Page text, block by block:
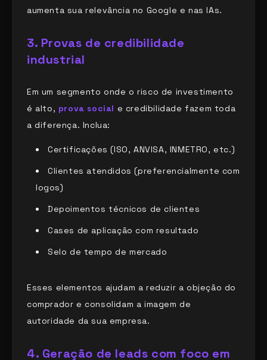
aumenta sua relevância no Google e nas IAs.
3. Provas de credibilidade
industrial
Em um segmento onde o risco de investimento
é alto, prova social e credibilidade fazem toda
a diferença. Inclua:
Certificações (ISO, ANVISA, INMETRO, etc.)
Clientes atendidos (preferencialmente com
logos)
Depoimentos técnicos de clientes
Cases de aplicação com resultado
Selo de tempo de mercado
Esses elementos ajudam a reduzir a objeção do
comprador e consolidam a imagem de
autoridade da sua empresa.
4. Geração de leads com foco em